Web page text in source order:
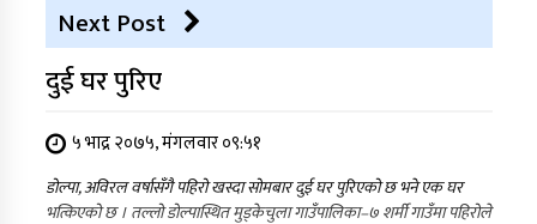
Next Post
दुई घर पुरिए
५ भाद्र २०७५, मंगलवार ०९:५१
डोल्पा, अविरल वर्षासँगै पहिरो खस्दा सोमबार दुई घर पुरिएको छ भने एक घर
भत्किएको छ । तल्लो डोल्पास्थित मुड्केचुला गाउँपालिका–७ शर्मी गाउँमा पहिरोले